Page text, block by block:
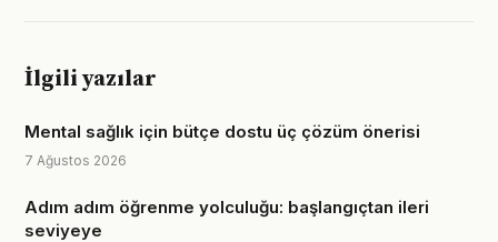
İlgili yazılar
Mental sağlık için bütçe dostu üç çözüm önerisi
7 Ağustos 2026
Adım adım öğrenme yolculuğu: başlangıçtan ileri
seviyeye